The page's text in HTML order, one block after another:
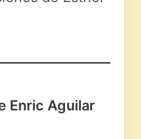
Enric Aguilar